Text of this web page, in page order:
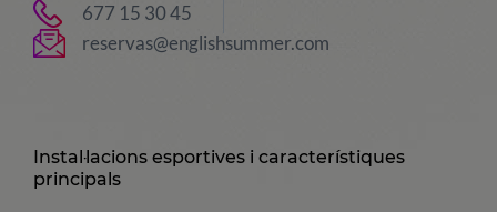
677 15 30 45
reservas@englishsummer.com
Instal·lacions esportives i característiques
principals